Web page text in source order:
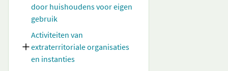
door huishoudens voor eigen
gebruik
Activiteiten van
extraterritoriale organisaties
en instanties